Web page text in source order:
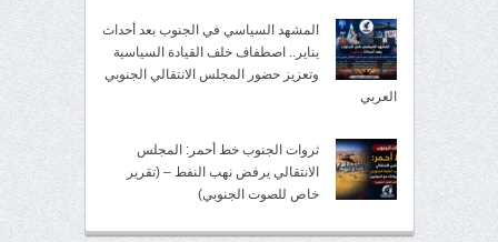
المشهد السياسي في الجنوب بعد أحداث
يناير.. اصطفاف خلف القيادة السياسية
وتعزيز حضور المجلس الانتقالي الجنوبي
العربي
ثروات الجنوب خط أحمر: المجلس
الانتقالي يرفض نهب النفط – (تقرير
خاص للصوت الجنوبي)